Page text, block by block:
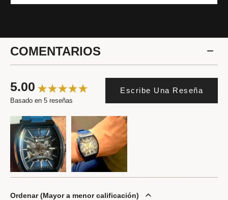
COMENTARIOS
5.00
Basado en 5 reseñas
Escribe Una Reseña
Ordenar Mayor a menor calificación